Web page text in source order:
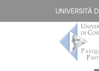
UNIVERSITÀ